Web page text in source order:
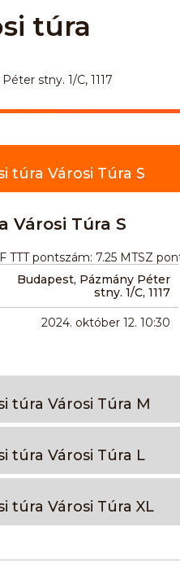
túra
stny. 1/C, 1117
túra Városi Túra S
Városi Túra S
TTT pontszám: 7.25 MTSZ
Budapest, Pázmány Péter
stny. 1/C, 1117
2024. október 12. 10:30
túra Városi Túra M
túra Városi Túra L
túra Városi Túra XL